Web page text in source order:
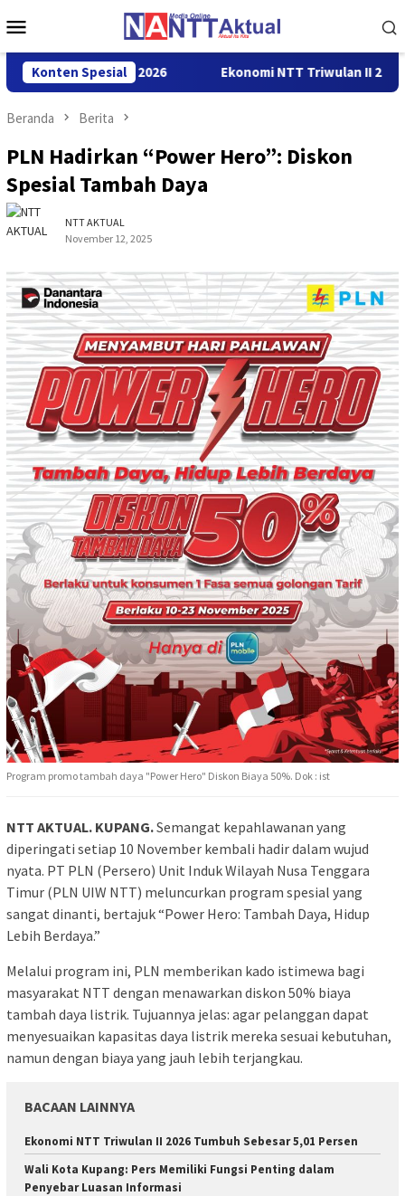
ke
Mobile
Konten Spesial
Border Fest 2026 Ekonomi NTT Triwulan II 2026
Beranda Berita
PLN Hadirkan “Power Hero”: Diskon
Spesial Tambah Daya
NTT AKTUAL
November 12, 2025
Program promo tambah daya "Power Hero" Diskon Biaya 50%. Dok : ist
NTT AKTUAL. KUPANG.Semangat kepahlawanan yang
diperingati setiap 10 November kembali hadir dalam wujud
nyata. PT PLN (Persero) Unit Induk Wilayah Nusa Tenggara
Timur (PLN UIW NTT) meluncurkan program spesial yang
sangat dinanti, bertajuk “Power Hero: Tambah Daya, Hidup
Lebih Berdaya.”
Melalui program ini, PLN memberikan kado istimewa bagi
masyarakat NTT dengan menawarkan diskon 50% biaya
tambah daya listrik. Tujuannya jelas: agar pelanggan dapat
menyesuaikan kapasitas daya listrik mereka sesuai kebutuhan,
namun dengan biaya yang jauh lebih terjangkau.
BACAAN LAINNYA
Ekonomi NTT Triwulan II 2026 Tumbuh Sebesar 5,01 Persen
Wali Kota Kupang: Pers Memiliki Fungsi Penting dalam
Penyebar Luasan Informasi